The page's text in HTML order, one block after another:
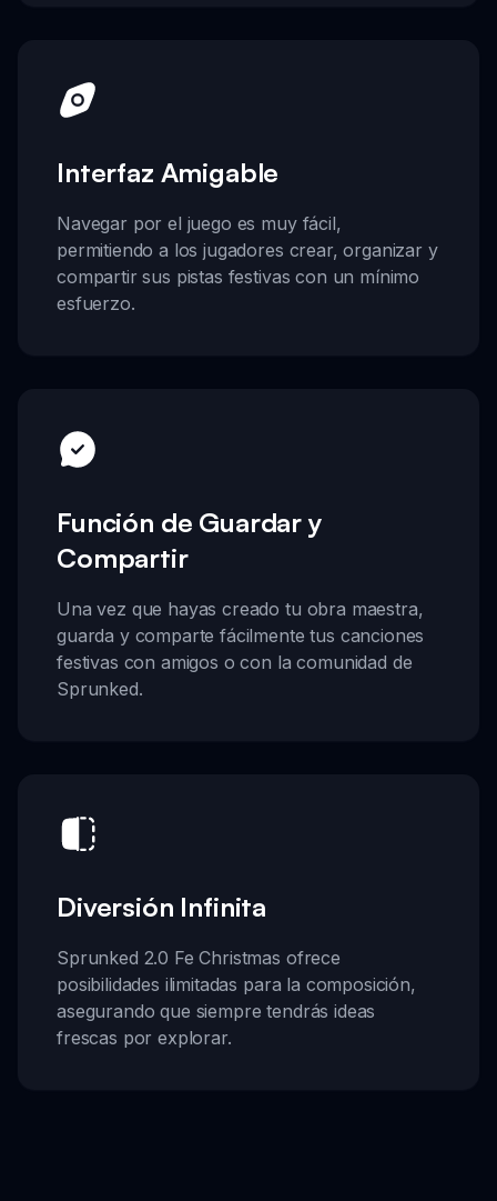
Interfaz Amigable
Navegar por el juego es muy fácil,
permitiendo a los jugadores crear, organizar y
compartir sus pistas festivas con un mínimo
esfuerzo.
Función de Guardar y
Compartir
Una vez que hayas creado tu obra maestra,
guarda y comparte fácilmente tus canciones
festivas con amigos o con la comunidad de
Sprunked.
Diversión Infinita
Sprunked 2.0 Fe Christmas ofrece
posibilidades ilimitadas para la composición,
asegurando que siempre tendrás ideas
frescas por explorar.